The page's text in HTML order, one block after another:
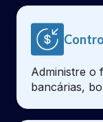
Administre o
bancárias,